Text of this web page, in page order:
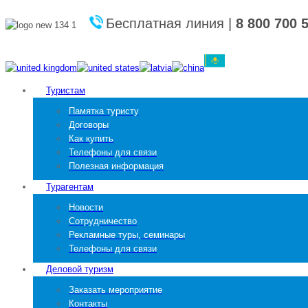
Бесплатная линия 8 800 700
Туристам
Памятка туристу
Договоры
Как купить
Телефоны для связи
Полезная информация
Турагентам
Новости
Сотрудничество
Рекламные туры, семинары
Телефоны для связи
Деловой туризм
Заказать мероприятие
Контакты